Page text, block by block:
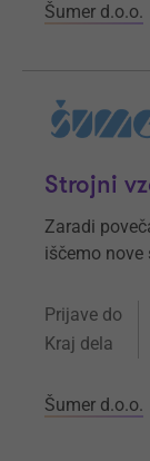
Šumer d.o.o.
Strojni
Zaradi
iščemo nove
Prijave do
Kraj dela
Šumer d.o.o.